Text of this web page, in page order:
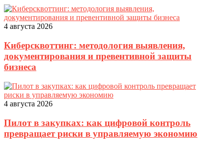
4 августа 2026
Киберсквоттинг: методология выявления,
документирования и превентивной защиты
бизнеса
4 августа 2026
Пилот в закупках: как цифровой контроль
превращает риски в управляемую экономию